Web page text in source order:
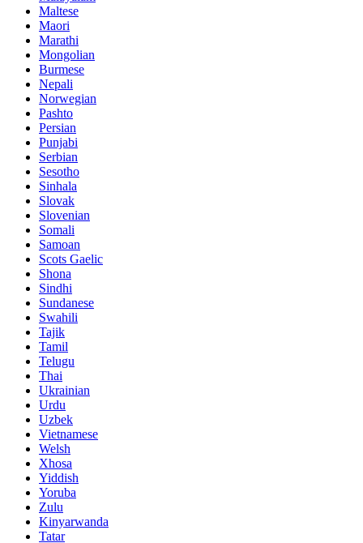
Maltese
Maori
Marathi
Mongolian
Burmese
Nepali
Norwegian
Pashto
Persian
Punjabi
Serbian
Sesotho
Sinhala
Slovak
Slovenian
Somali
Samoan
Scots Gaelic
Shona
Sindhi
Sundanese
Swahili
Tajik
Tamil
Telugu
Thai
Ukrainian
Urdu
Uzbek
Vietnamese
Welsh
Xhosa
Yiddish
Yoruba
Zulu
Kinyarwanda
Tatar